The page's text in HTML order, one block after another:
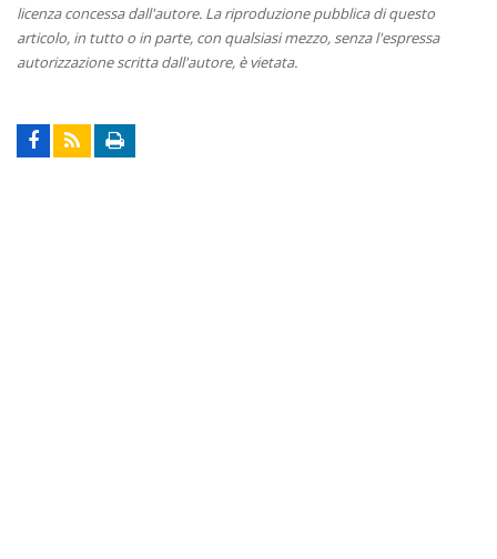
licenza concessa dall'autore. La riproduzione pubblica di questo
articolo, in tutto o in parte, con qualsiasi mezzo, senza l'espressa
autorizzazione scritta dall'autore, è vietata.